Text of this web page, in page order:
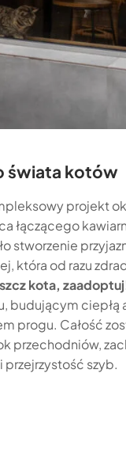
świata kotów
projekt
łączącego
stworzenie
która od razu
kota,
budującym ciepłą
progu. Całość
przechodniów,
szyb.